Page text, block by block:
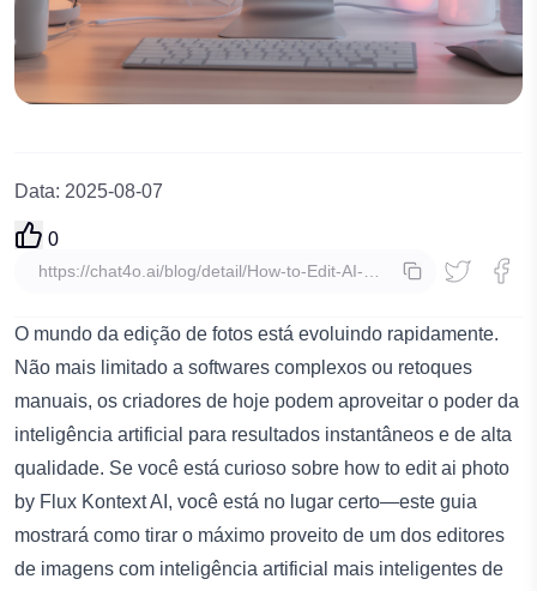
Data: 2025-08-07
0
copiar
O mundo da edição de fotos está evoluindo rapidamente.
Não mais limitado a softwares complexos ou retoques
manuais, os criadores de hoje podem aproveitar o poder da
inteligência artificial para resultados instantâneos e de alta
qualidade. Se você está curioso sobre how to edit ai photo
by Flux Kontext AI , você está no lugar certo—este guia
mostrará como tirar o máximo proveito de um dos editores
de imagens com inteligência artificial mais inteligentes de